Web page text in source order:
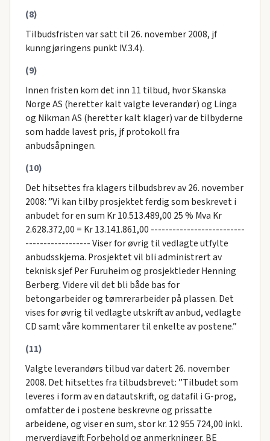
(8)
Tilbudsfristen var satt til 26. november 2008, jf
kunngjøringens punkt IV.3.4).
(9)
Innen fristen kom det inn 11 tilbud, hvor Skanska
Norge AS (heretter kalt valgte leverandør) og Linga
og Nikman AS (heretter kalt klager) var de tilbyderne
som hadde lavest pris, jf protokoll fra
anbudsåpningen.
(10)
Det hitsettes fra klagers tilbudsbrev av 26. november
2008: ”Vi kan tilby prosjektet ferdig som beskrevet i
anbudet for en sum Kr 10.513.489,00 25 % Mva Kr
2.628.372,00 = Kr 13.141.861,00 --------------------------
------------------ Viser for øvrig til vedlagte utfylte
anbudsskjema. Prosjektet vil bli administrert av
teknisk sjef Per Furuheim og prosjektleder Henning
Berberg. Videre vil det bli både bas for
betongarbeider og tømrerarbeider på plassen. Det
vises for øvrig til vedlagte utskrift av anbud, vedlagte
CD samt våre kommentarer til enkelte av postene.”
(11)
Valgte leverandørs tilbud var datert 26. november
2008. Det hitsettes fra tilbudsbrevet: ”Tilbudet som
leveres i form av en datautskrift, og datafil i G-prog,
omfatter de i postene beskrevne og prissatte
arbeidene, og viser en sum, stor kr. 12 955 724,00 inkl.
merverdiavgift Forbehold og anmerkninger. BE